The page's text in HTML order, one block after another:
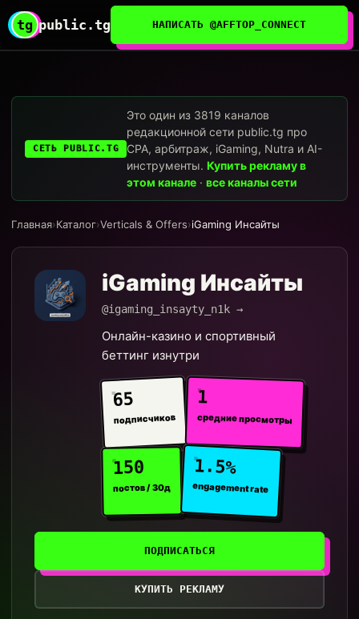
tg public.tg НАПИСАТЬ @AFFTOP_CONNECT
СЕТЬ PUBLIC.TG
Это один из 3819 каналов
редакционной сети public.tg про
CPA, арбитраж, iGaming, Nutra и AI-
инструменты.Купить рекламу в
этом канале ·все каналы сети
Главная›Каталог›Verticals & Offers›iGaming Инсайты
iGaming Инсайты
@igaming_insayty_n1k →
Онлайн-казино и спортивный
беттинг изнутри
65
подписчиков
1
средние просмотры
150
постов / 30д
1.5%
engagement rate
ПОДПИСАТЬСЯ
КУПИТЬ РЕКЛАМУ